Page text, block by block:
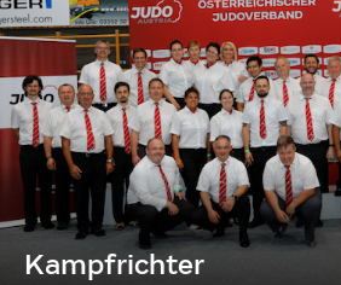
Kampfrichter